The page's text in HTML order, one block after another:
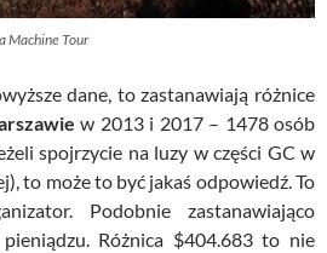
Machine Tour
dane, to zastanawiają różnice
w 2013 i 2017 – 1478 osób
spojrzycie na luzy w części GC w
to może to być jakaś odpowiedź. To
Podobnie zastanawiająco
Różnica $404.683 to nie